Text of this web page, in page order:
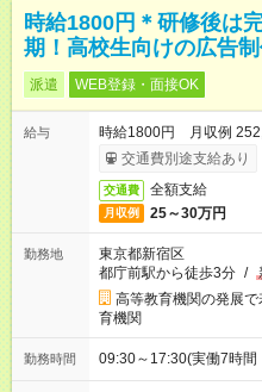
時給1800円＊研修後は
期！高校生向けの広告
派遣 WEB登録・面接OK
給与
時給1800円 月収例
交通費別途支給あり
交通費 全額支給
月収例 25～30万円
勤務地
東京都新宿区
都庁前駅から徒歩3分 /
高等教育機関の発展
育機関
勤務時間 09:30～17:30(実働7時